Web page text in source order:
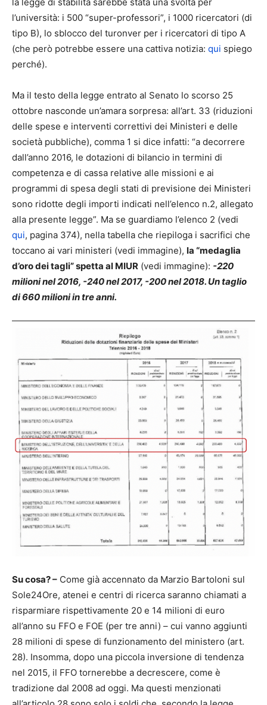
l’università: i 500 “super-professori”, i 1000 ricercatori (di
tipo B), lo sblocco del turonver per i ricercatori di tipo A
(che però potrebbe essere una cattiva notizia: qui spiego
perché).
Ma il testo della legge entrato al Senato lo scorso 25
ottobre nasconde un’amara sorpresa: all’art. 33 (riduzioni
delle spese e interventi correttivi dei Ministeri e delle
società pubbliche), comma 1 si dice infatti: “a decorrere
dall’anno 2016, le dotazioni di bilancio in termini di
competenza e di cassa relative alle missioni e ai
programmi di spesa degli stati di previsione dei Ministeri
sono ridotte degli importi indicati nell’elenco n.2, allegato
alla presente legge”. Ma se guardiamo l’elenco 2 (vedi
qui, pagina 374), nella tabella che riepiloga i sacrifici che
toccano ai vari ministeri (vedi immagine), la “medaglia
d’oro dei tagli” spetta al MIUR (vedi immagine): -220
milioni nel 2016, -240 nel 2017, -200 nel 2018. Un taglio
di 660 milioni in tre anni.
Su cosa? – Come già accennato da Marzio Bartoloni sul
Sole24Ore, atenei e centri di ricerca saranno chiamati a
risparmiare rispettivamente 20 e 14 milioni di euro
all’anno su FFO e FOE (per tre anni) – cui vanno aggiunti
28 milioni di spese di funzionamento del ministero (art.
28). Insomma, dopo una piccola inversione di tendenza
nel 2015, il FFO tornerebbe a decrescere, come è
tradizione dal 2008 ad oggi. Ma questi menzionati